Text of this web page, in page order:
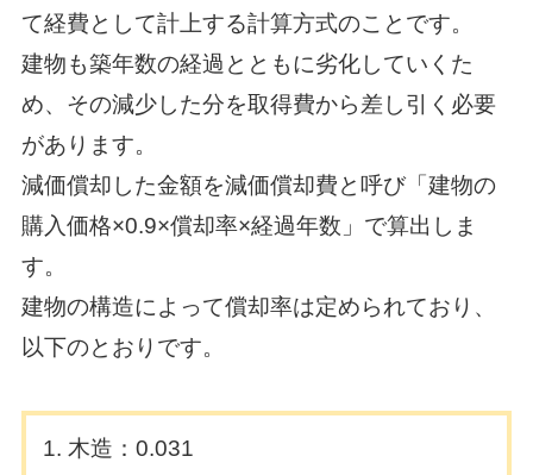
て経費として計上する計算方式のことです。
建物も築年数の経過とともに劣化していくた
め、その減少した分を取得費から差し引く必要
があります。
減価償却した金額を減価償却費と呼び「建物の
購入価格×0.9×償却率×経過年数」で算出しま
す。
建物の構造によって償却率は定められており、
以下のとおりです。
木造：0.031